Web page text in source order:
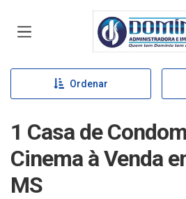
Página inicial
Ordenar
1 Casa de
Cinema à Venda
MS